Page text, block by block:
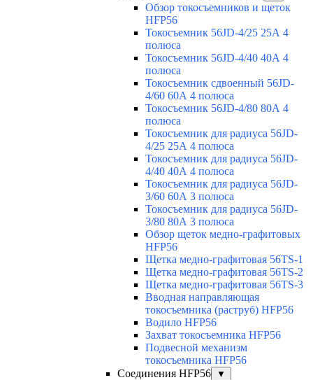
Обзор токосъемников и щеток
HFP56
Токосъемник 56JD-4/25 25А 4
полюса
Токосъемник 56JD-4/40 40А 4
полюса
Токосъемник сдвоенный 56JD-
4/60 60А 4 полюса
Токосъемник 56JD-4/80 80А 4
полюса
Токосъемник для радиуса 56JD-
4/25 25А 4 полюса
Токосъемник для радиуса 56JD-
4/40 40А 4 полюса
Токосъемник для радиуса 56JD-
3/60 60А 3 полюса
Токосъемник для радиуса 56JD-
3/80 80А 3 полюса
Обзор щеток медно-графитовых
HFP56
Щетка медно-графитовая 56TS-1
Щетка медно-графитовая 56TS-2
Щетка медно-графитовая 56TS-3
Вводная направляющая
токосъемника (раструб) HFP56
Водило HFP56
Захват токосъемника HFP56
Подвесной механизм
токосъемника HFP56
Соединения HFP56
▼